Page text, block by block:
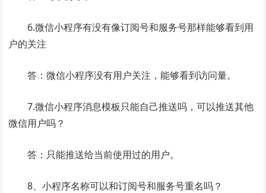
6.微信小程序有没有像订阅号和服务号那样能够看到用
户的关注
答：微信小程序没有用户关注，能够看到访问量。
7.微信小程序消息模板只能自己推送吗，可以推送其他
微信用户吗？
答：只能推送给当前使用过的用户。
8、小程序名称可以和订阅号和服务号重名吗？